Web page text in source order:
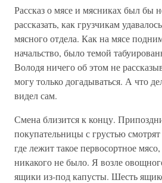
Рассказ о мясе и мясниках был бы
рассказать, как грузчикам
мясного отдела. Как на мясе
начальство, было темой
Володя ничего об этом не
могу только догадываться. А что
видел сам.
Смена близится к концу.
покупательницы с грустью
где лежит такое первосортное
никакого не было. Я возле
ящики из-под капусты. Шесть